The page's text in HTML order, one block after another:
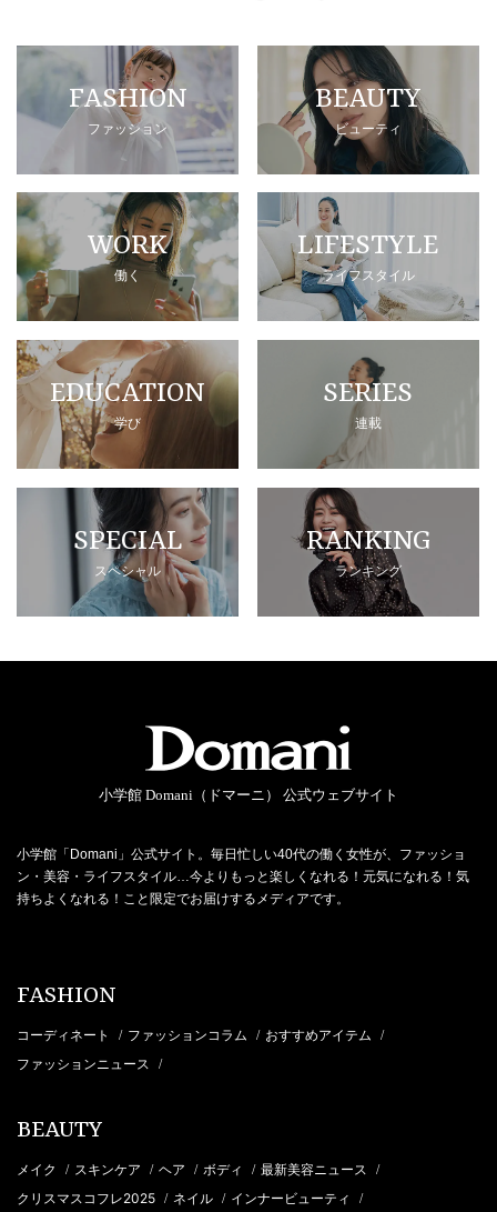
FASHION
ファッション
BEAUTY
ビューティ
WORK
働く
LIFESTYLE
ライフスタイル
EDUCATION
学び
SERIES
連載
SPECIAL
スペシャル
RANKING
ランキング
小学館 Domani（ドマーニ） 公式ウェブサイト
小学館「Domani」公式サイト。毎日忙しい40代の働く女性が、ファッショ
ン・美容・ライフスタイル…今よりもっと楽しくなれる！元気になれる！気
持ちよくなれる！こと限定でお届けするメディアです。
FASHION
コーディネート / ファッションコラム / おすすめアイテム /
ファッションニュース /
BEAUTY
メイク / スキンケア / ヘア / ボディ / 最新美容ニュース /
クリスマスコフレ2025 / ネイル / インナービューティ /